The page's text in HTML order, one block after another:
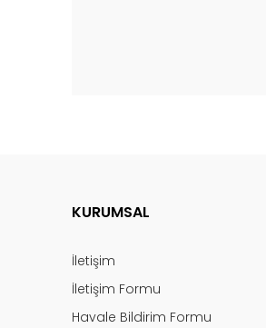
KURUMSAL
İletişim
İletişim Formu
Havale Bildirim Formu